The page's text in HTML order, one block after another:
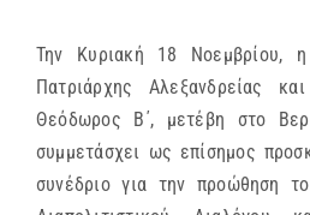
Την Κυριακή 18
Πατριάρχης Αλεξανδρείας
Θεόδωρος Β΄, μετέβη στο
συμμετάσχει ως επίσημος
συνέδριο για την προώθηση